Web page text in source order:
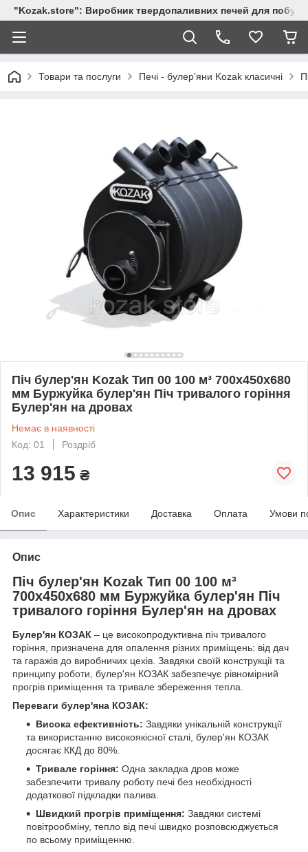
"Kozak.store": Виробник твердопаливних печей для
Товари та послуги Печі - булер'яни Kozak класичні
Піч булер'ян Kozak Тип 00 100 м³ 700х450х680
мм Буржуйка булер'ян Піч тривалого горіння
Булер'ян на дровах
Немає в наявності
Код: 01
Роздріб
13 915 ₴
Опис Характеристики Доставка Оплата Умови
Опис
Піч булер'ян Kozak Тип 00 100 м³
700х450х680 мм Буржуйка булер'ян Піч
тривалого горіння Булер'ян на дровах
Булер'ян КОЗАК – це високопродуктивна піч тривалого
горіння, призначена для опалення різних приміщень: від дач
та гаражів до виробничих цехів. Завдяки своїй конструкції та
принципу роботи, булер'ян КОЗАК забезпечує рівномірний
прогрів приміщення та тривале збереження тепла.
Переваги булер'яна КОЗАК:
Висока ефективність: Завдяки унікальній конструкції
та використанню високоякісної сталі, булер'ян КОЗАК
досягає ККД до 80%.
Тривале горіння: Одна закладка дров може
забезпечити тривалу роботу печі без необхідності
додаткової підкладки палива.
Швидкий прогрів приміщення: Завдяки системі
повітрообміну, тепло від печі швидко розповсюджується
по всьому приміщенню.